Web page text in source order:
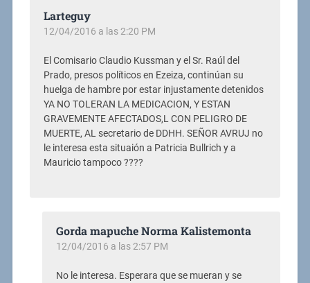
Larteguy
12/04/2016 a las 2:20 PM
El Comisario Claudio Kussman y el Sr. Raúl del
Prado, presos políticos en Ezeiza, continúan su
huelga de hambre por estar injustamente detenidos
YA NO TOLERAN LA MEDICACION, Y ESTAN
GRAVEMENTE AFECTADOS,L CON PELIGRO DE
MUERTE, AL secretario de DDHH. SEÑOR AVRUJ no
le interesa esta situaión a Patricia Bullrich y a
Mauricio tampoco ????
Gorda mapuche Norma Kalistemonta
12/04/2016 a las 2:57 PM
No le interesa. Esperara que se mueran y se